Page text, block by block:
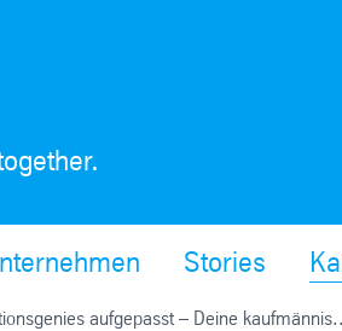
Stories
aufgepasst – Deine